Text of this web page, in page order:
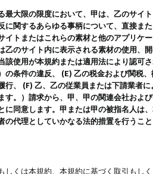
最大限の限度において、甲は、乙のサイ
に関するあらゆる事柄について、直接ま
イトまたはこれらの素材と他のアプリ
乙のサイト内に表示される素材の使用、
該使用が本規約または適用法により認可
の条件の違反、 (E) 乙の税金および関税
行、 (F) 乙、乙の従業員または下請業者
す。）請求から、甲、甲の関連会社およ
に同意します。甲または甲の被指名人は
の代理としていかなる法的措置を行うこ
しくは本規約、本規約に基づく取引もし